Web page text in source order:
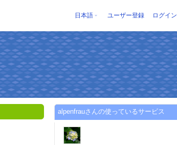
日本語 ユーザー登録 ログイン
alpenfrauさんの使っているサービス